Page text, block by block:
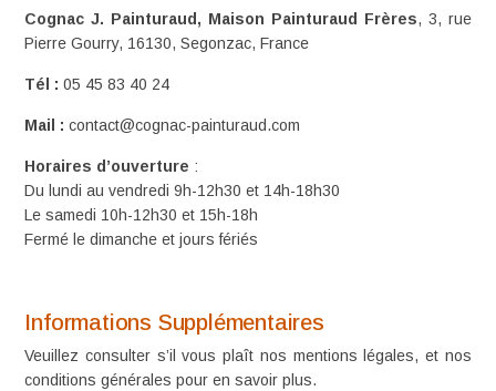
Cognac J. Painturaud, Maison Painturaud Frères, 3, rue
Pierre Gourry, 16130, Segonzac, France
Tél : 05 45 83 40 24
Mail :contact@cognac-painturaud.com
Horaires d’ouverture :
Du lundi au vendredi 9h-12h30 et 14h-18h30
Le samedi 10h-12h30 et 15h-18h
Fermé le dimanche et jours fériés
Informations Supplémentaires
Veuillez consulter s’il vous plaît nos mentions légales, et nos
conditions générales pour en savoir plus.